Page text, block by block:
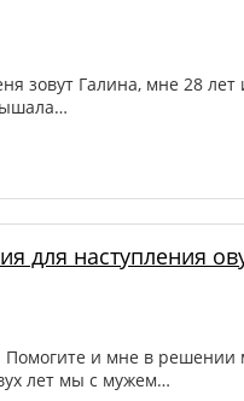
зовут Галина, мне 28
для наступления
Помогите и мне в
лет мы с мужем…